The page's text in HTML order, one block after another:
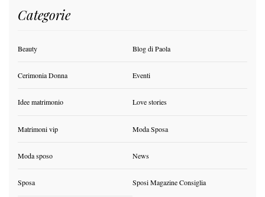
Categorie
Beauty Blog di Paola
Cerimonia Donna Eventi
Idee matrimonio Love stories
Matrimoni vip Moda Sposa
Moda sposo News
Sposa Sposi Magazine Consiglia